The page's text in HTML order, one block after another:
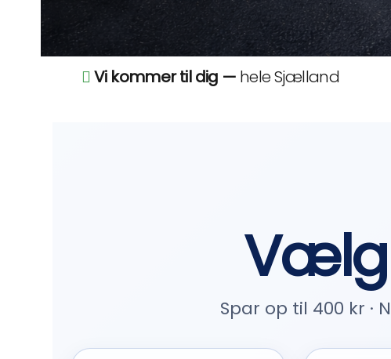
Vi kommer til dig — hele Sjælland
Vælg
Spar op til 400 kr